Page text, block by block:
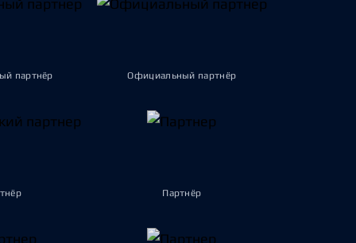
партнёр Официальный партнёр
Партнёр